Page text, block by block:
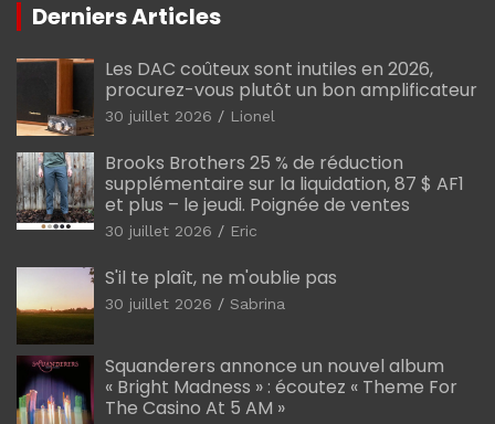
Derniers Articles
Les DAC coûteux sont inutiles en 2026,
procurez-vous plutôt un bon amplificateur
30 juillet 2026 Lionel
Brooks Brothers 25 % de réduction
supplémentaire sur la liquidation, 87 $ AF1
et plus – le jeudi. Poignée de ventes
30 juillet 2026 Eric
S'il te plaît, ne m'oublie pas
30 juillet 2026 Sabrina
Squanderers annonce un nouvel album
« Bright Madness » : écoutez « Theme For
The Casino At 5 AM »